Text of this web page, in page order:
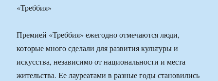
Премией «Треббия» ежегодно отмечаются люди,
которые много сделали для развития культуры и
искусства, независимо от национальности и места
жительства. Ее лауреатами в разные годы становились